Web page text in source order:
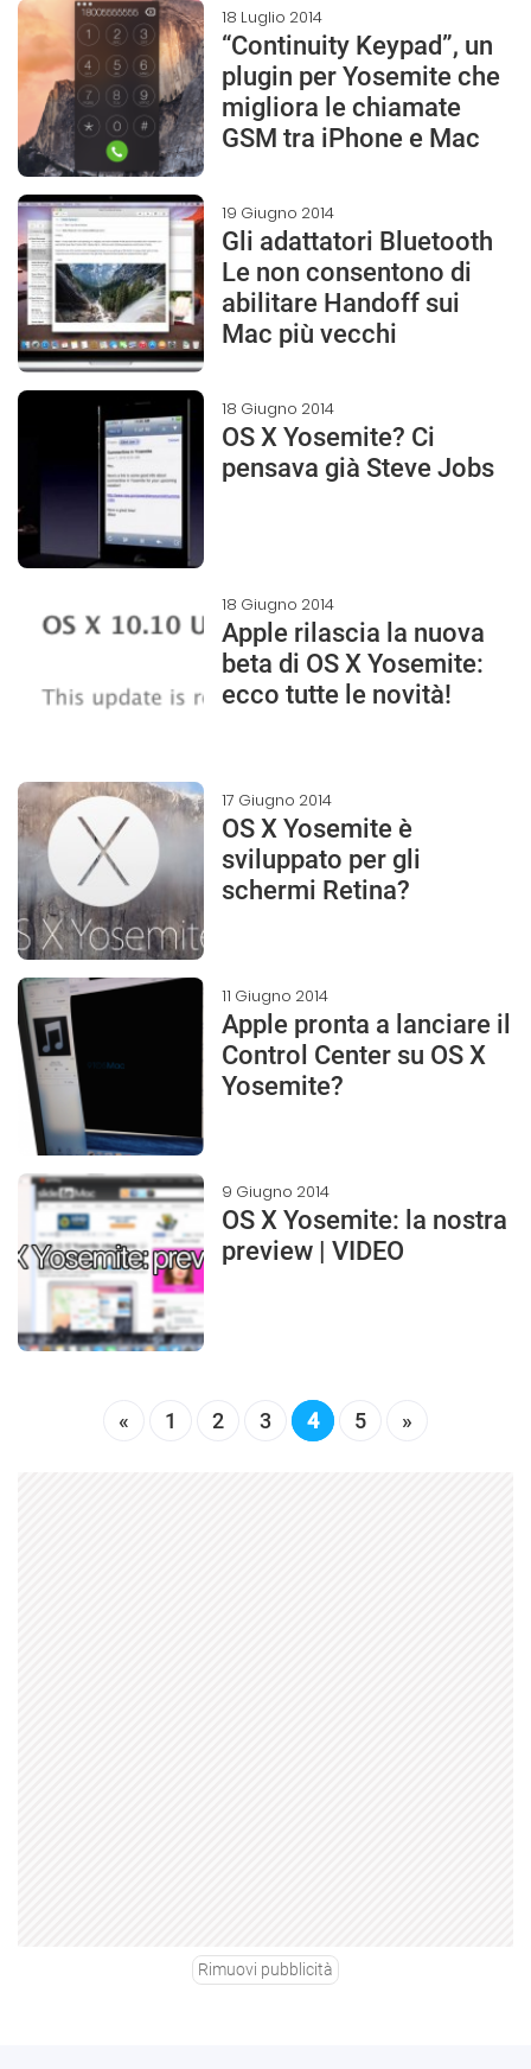
18 Luglio 2014
“Continuity Keypad”, un
plugin per Yosemite che
migliora le chiamate
GSM tra iPhone e Mac
19 Giugno 2014
Gli adattatori Bluetooth
Le non consentono di
abilitare Handoff sui
Mac più vecchi
18 Giugno 2014
OS X Yosemite? Ci
pensava già Steve Jobs
18 Giugno 2014
Apple rilascia la nuova
beta di OS X Yosemite:
ecco tutte le novità!
17 Giugno 2014
OS X Yosemite è
sviluppato per gli
schermi Retina?
11 Giugno 2014
Apple pronta a lanciare il
Control Center su OS X
Yosemite?
9 Giugno 2014
OS X Yosemite: la nostra
preview | VIDEO
« 1 2 3 4 5 »
Rimuovi pubblicità